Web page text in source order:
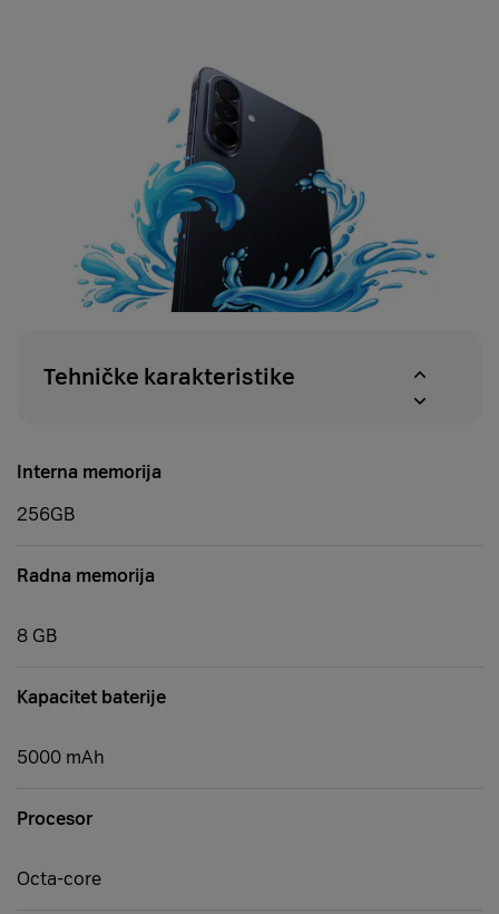
Tehničke karakteristike
Interna memorija
256GB
Radna memorija
8 GB
Kapacitet baterije
5000 mAh
Procesor
Octa-core